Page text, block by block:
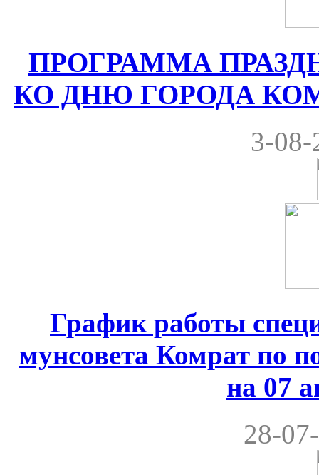
ПРОГРАММА
КО ДНЮ ГОРОДА
3-08-
График работы
мунсовета Комрат по
на 07
28-